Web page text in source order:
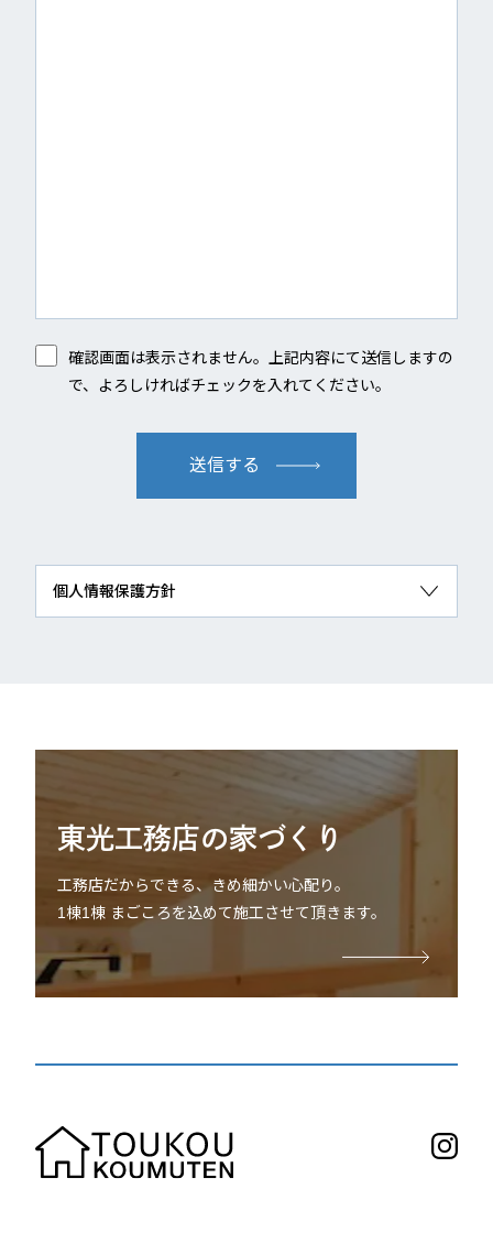
確認画面は表示されません。上記内容にて送信しますの
で、よろしければチェックを入れてください。
個人情報保護方針
東光工務店の家づくり
工務店だからできる、きめ細かい心配り。
1棟1棟 まごころを込めて施工させて頂きます。